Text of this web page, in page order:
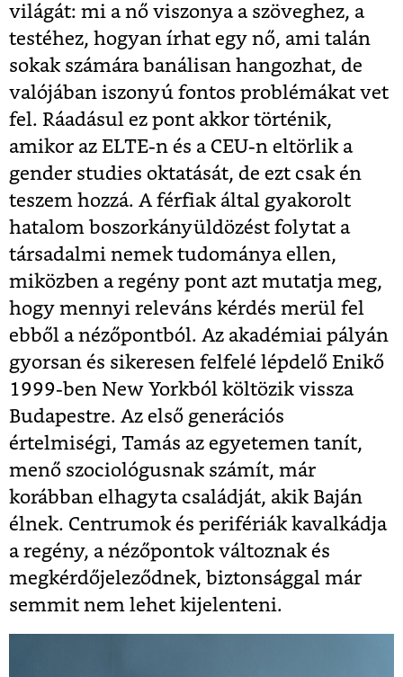
világát: mi a nő viszonya a szöveghez, a
testéhez, hogyan írhat egy nő, ami talán
sokak számára banálisan hangozhat, de
valójában iszonyú fontos problémákat vet
fel. Ráadásul ez pont akkor történik,
amikor az ELTE-n és a CEU-n eltörlik a
gender studies oktatását, de ezt csak én
teszem hozzá. A férfiak által gyakorolt
hatalom boszorkányüldözést folytat a
társadalmi nemek tudománya ellen,
miközben a regény pont azt mutatja meg,
hogy mennyi releváns kérdés merül fel
ebből a nézőpontból. Az akadémiai pályán
gyorsan és sikeresen felfelé lépdelő Enikő
1999-ben New Yorkból költözik vissza
Budapestre. Az első generációs
értelmiségi, Tamás az egyetemen tanít,
menő szociológusnak számít, már
korábban elhagyta családját, akik Baján
élnek. Centrumok és perifériák kavalkádja
a regény, a nézőpontok változnak és
megkérdőjeleződnek, biztonsággal már
semmit nem lehet kijelenteni.